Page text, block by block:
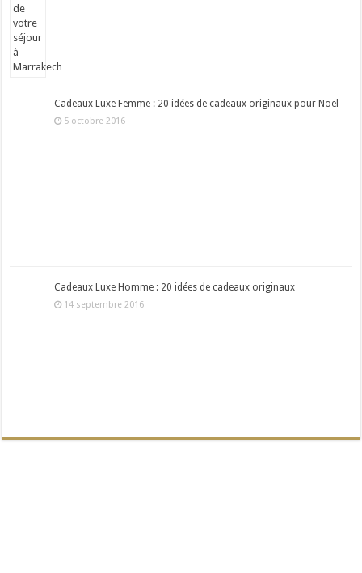
Cadeaux Luxe Femme : 20 idées de cadeaux originaux pour Noël
5 octobre 2016
Cadeaux Luxe Homme : 20 idées de cadeaux originaux
14 septembre 2016